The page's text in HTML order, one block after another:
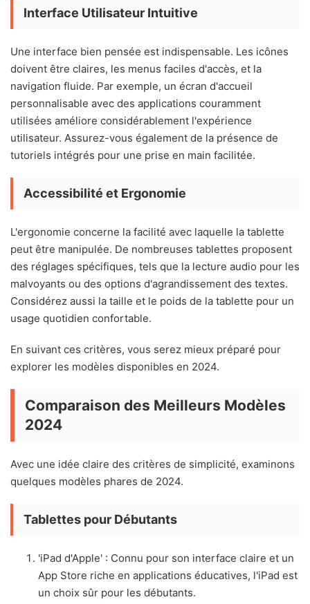
Interface Utilisateur Intuitive
Une interface bien pensée est indispensable. Les icônes
doivent être claires, les menus faciles d'accès, et la
navigation fluide. Par exemple, un écran d'accueil
personnalisable avec des applications couramment
utilisées améliore considérablement l'expérience
utilisateur. Assurez-vous également de la présence de
tutoriels intégrés pour une prise en main facilitée.
Accessibilité et Ergonomie
L'ergonomie concerne la facilité avec laquelle la tablette
peut être manipulée. De nombreuses tablettes proposent
des réglages spécifiques, tels que la lecture audio pour les
malvoyants ou des options d'agrandissement des textes.
Considérez aussi la taille et le poids de la tablette pour un
usage quotidien confortable.
En suivant ces critères, vous serez mieux préparé pour
explorer les modèles disponibles en 2024.
Comparaison des Meilleurs Modèles
2024
Avec une idée claire des critères de simplicité, examinons
quelques modèles phares de 2024.
Tablettes pour Débutants
'iPad d'Apple' : Connu pour son interface claire et un
App Store riche en applications éducatives, l'iPad est
un choix sûr pour les débutants.